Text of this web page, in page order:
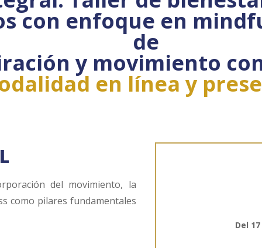
con enfoque en
de
y movimiento
en línea y
del movimiento, la
como pilares fundamentales
Del